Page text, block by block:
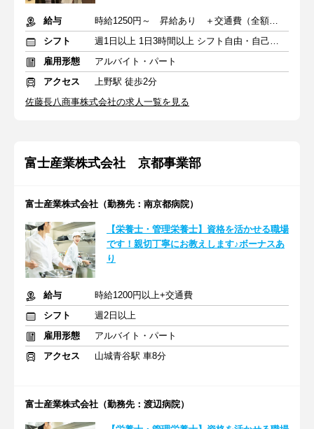
給与
時給1250円～ 昇給あり ＋交通費（全額支給）
シフト
週1日以上 1日3時間以上 シフト自由・自己申告
雇用形態
アルバイト・パート
アクセス
上野駅 徒歩2分
佐藤長八商事株式会社の求人一覧を見る
富士産業株式会社 京都事業部
富士産業株式会社（勤務先：南京都病院）
【栄養士・管理栄養士】資格を活かせる職場
です！親切丁寧にお教えします♪ボーナスあ
り
給与
時給1200円以上+交通費
シフト
週2日以上
雇用形態
アルバイト・パート
アクセス
山城青谷駅 車8分
富士産業株式会社（勤務先：渡辺病院）